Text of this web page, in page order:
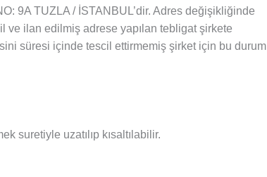
9A TUZLA / İSTANBUL’dir. Adres değişikliğinde
ve ilan edilmiş adrese yapılan tebligat şirkete
süresi içinde tescil ettirmemiş şirket için bu durum
suretiyle uzatılıp kısaltılabilir.